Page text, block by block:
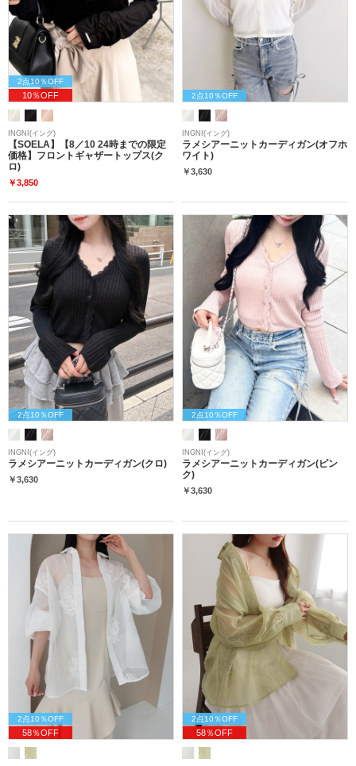
2点10％OFF
10％OFF
INGNI(イング)
【SOELA】【8／10 24時までの限定
価格】フロントギャザートップス(ク
ロ)
￥3,850
2点10％OFF
INGNI(イング)
ラメシアーニットカーディガン(オフホ
ワイト)
￥3,630
2点10％OFF
INGNI(イング)
ラメシアーニットカーディガン(クロ)
￥3,630
2点10％OFF
INGNI(イング)
ラメシアーニットカーディガン(ピン
ク)
￥3,630
2点10％OFF
58％OFF
2点10％OFF
58％OFF